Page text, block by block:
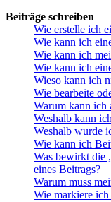
Beiträge schreiben
Wie erstelle ich
Wie kann ich
Wie kann ich
Wie kann ich
Wieso kann ich
Wie bearbeite
Warum kann ich
Weshalb kann
Weshalb wurde
Wie kann ich
Was bewirkt die
eines Beitrags?
Warum muss
Wie markiere